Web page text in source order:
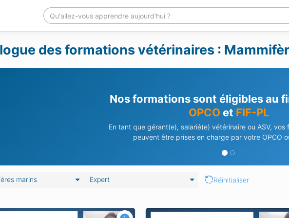
des formations vétérinaires :
Nos formations sont éligibles au
OPCO et FIF-PL
En tant que gérant(e), salarié(e) vétérinaire ou ASV,
peuvent être prises en charge par votre OPCO
marins Expert Réinitialiser